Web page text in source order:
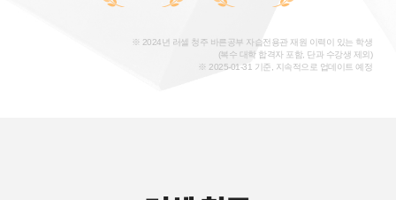
※ 2024년 러셀 청주 바른공부 자습전용관 재원 이력이 있는 학생
(복수 대학 합격자 포함, 단과 수강생 제외)
※ 2025-01-31 기준, 지속적으로 업데이트 예정